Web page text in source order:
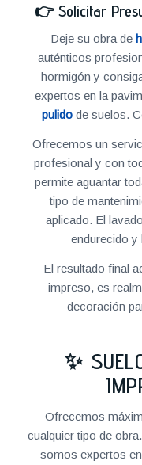
👉 Solicitar
Deje su obra de
auténticos
hormigón y
expertos en la
pulido de suelos.
Ofrecemos un
profesional y con
permite aguantar
tipo de
aplicado. El
endurecido y
El resultado final
impreso, es
decoración
✨
Ofrecemos
cualquier tipo de
somos expertos